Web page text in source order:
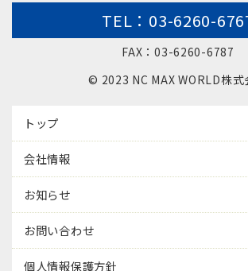
TEL：03-6260-
FAX：03-6260-6787
© 2023 NC MAX WORLD株式
トップ
会社情報
お知らせ
お問い合わせ
個人情報保護方針